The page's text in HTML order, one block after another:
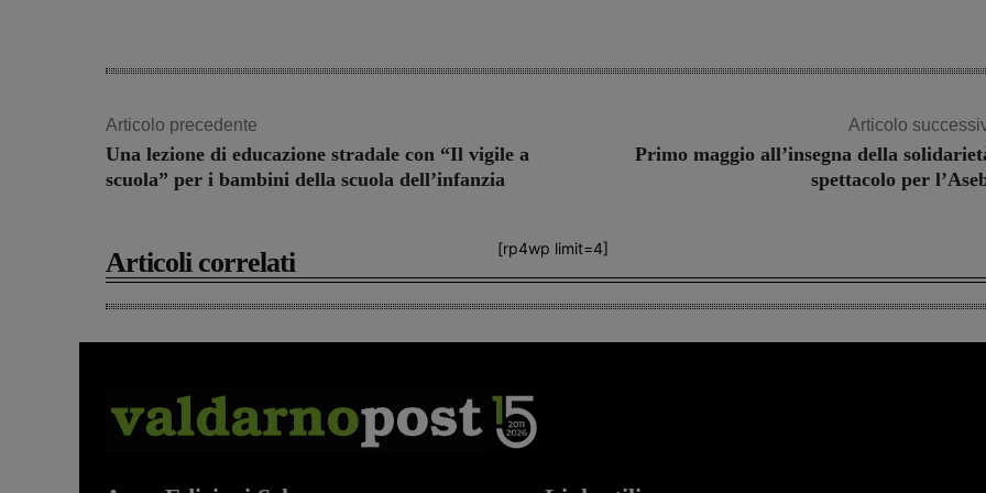
Articolo precedente
Una lezione di educazione stradale con “Il vigile a
scuola” per i bambini della scuola dell’infanzia
Articolo
Primo maggio all’insegna della
spettacolo per
[rp4wp limit=4]
Articoli correlati